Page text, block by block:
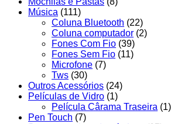
Música (111)
Coluna Bluetooth (22)
Coluna computador (2)
Fones Com Fio (39)
Fones Sem Fio (11)
Microfone (7)
Tws (30)
Outros Acessórios (24)
Películas de Vidro (1)
Película Cârama Traseira (1)
Pen Touch (7)